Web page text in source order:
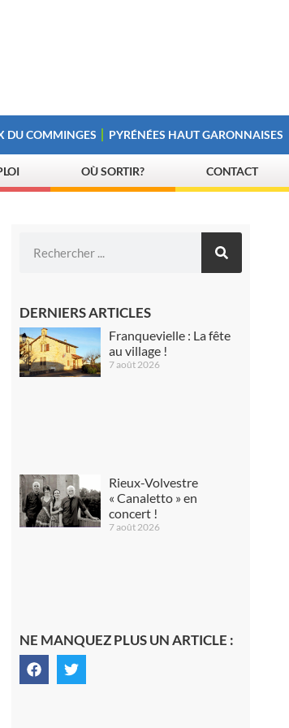
DU COMMINGES PYRÉNÉES HAUT GARONNAISES
OÙ SORTIR? CONTACT
DERNIERS ARTICLES
Franquevielle : La fête
au village !
7 août 2026
Rieux-Volvestre
« Canaletto » en
concert !
7 août 2026
NE MANQUEZ PLUS UN ARTICLE :